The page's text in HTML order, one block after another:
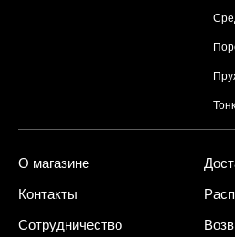
О магазине
Контакты
Сотрудничество